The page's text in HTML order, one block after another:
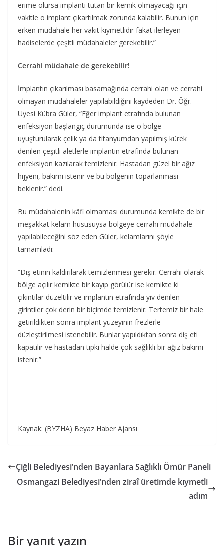
erime olursa implantı tutan bir kemik olmayacağı için
vakitle o implant çıkartılmak zorunda kalabilir. Bunun için
erken müdahale her vakit kıymetlidir fakat ilerleyen
hadiselerde çeşitli müdahaleler gerekebilir.”
Cerrahi müdahale de gerekebilir!
İmplantın çıkarılması basamağında cerrahi olan ve cerrahi
olmayan müdahaleler yapılabildiğini kaydeden Dr. Öğr.
Üyesi Kübra Güler, “Eğer implant etrafında bulunan
enfeksiyon başlangıç durumunda ise o bölge
uyuşturularak çelik ya da titanyumdan yapılmış kürek
denilen çeşitli aletlerle implantın etrafında bulunan
enfeksiyon kazılarak temizlenir. Hastadan güzel bir ağız
hijyeni, bakımı istenir ve bu bölgenin toparlanması
beklenir.” dedi.
Bu müdahalenin kâfi olmaması durumunda kemikte de bir
meşakkat kelam hususuysa bölgeye cerrahi müdahale
yapılabileceğini söz eden Güler, kelamlarını şöyle
tamamladı:
“Diş etinin kaldırılarak temizlenmesi gerekir. Cerrahi olarak
bölge açılır kemikte bir kayıp görülür ise kemikte ki
çıkıntılar düzeltilir ve implantın etrafında yiv denilen
girintiler çok derin bir biçimde temizlenir. Tertemiz bir hale
getirildikten sonra implant yüzeyinin frezlerle
düzleştirilmesi istenebilir. Bunlar yapıldıktan sonra diş eti
kapatılır ve hastadan tıpkı halde çok sağlıklı bir ağız bakımı
istenir.”
Kaynak: (BYZHA) Beyaz Haber Ajansı
Çiğli Belediyesi’nden Bayanlara Sağlıklı Ömür Paneli
Osmangazi Belediyesi’nden ziraî üretimde kıymetli
adım
Bir yanıt yazın